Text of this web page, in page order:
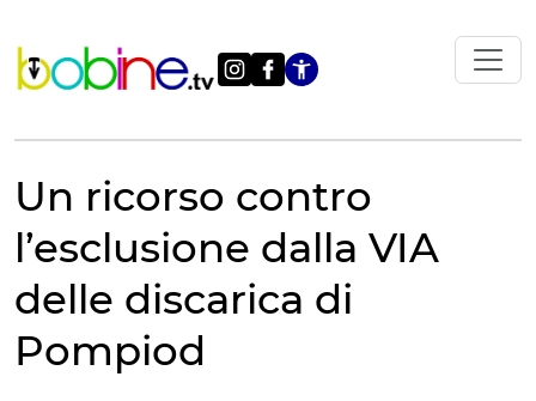
contenuto
Apri le
Un ricorso contro
l’esclusione dalla VIA
delle discarica di
Pompiod